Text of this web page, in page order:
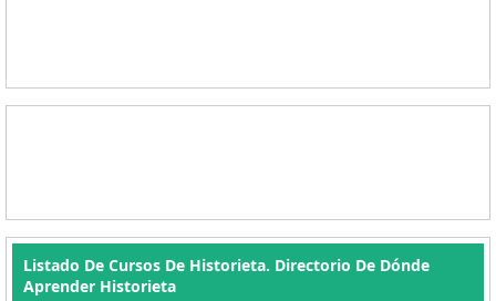
Listado De Cursos De Historieta. Directorio De Dónde
Aprender Historieta